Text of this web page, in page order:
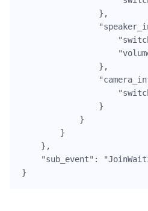
                },
                },
                }
            }
        }
    },
"sub_event":
}